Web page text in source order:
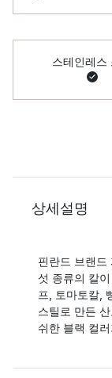
스테인레스
상세설명
핀란드 브랜드
섯 종류의 칼
프, 토마토칼,
스틸로 만든
쉬한 블랙 컬